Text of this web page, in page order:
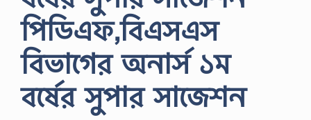
পিডিএফ,বিএসএস
বিভাগের অনার্স ১ম
বর্ষের সুপার সাজেশন